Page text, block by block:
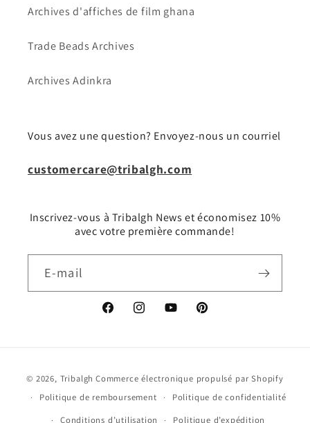
Archives d'affiches de film ghana
Trade Beads Archives
Archives Adinkra
Vous avez une question? Envoyez-nous un courriel
customercare@tribalgh.com
Inscrivez-vous à Tribalgh News et économisez 10%
avec votre première commande!
E-mail
FacebookInstagramYouTubePinterest
© 2026, Tribalgh Commerce électronique propulsé par Shopify
Politique de remboursement
Politique de confidentialité
Conditions d’utilisation
Politique d’expédition